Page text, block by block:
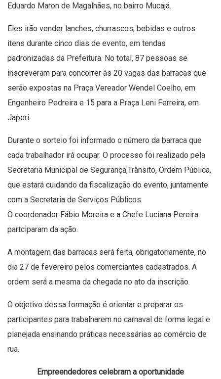
Eduardo Maron de Magalhães, no bairro Mucajá.
Eles irão vender lanches, churrascos, bebidas e outros
itens durante cinco dias de evento, em tendas
padronizadas da Prefeitura. No total, 87 pessoas se
inscreveram para concorrer às 20 vagas das barracas que
serão expostas na Praça Vereador Wendel Coelho, em
Engenheiro Pedreira e 15 para a Praça Leni Ferreira, em
Japeri.
Durante o sorteio foi informado o número da barraca que
cada trabalhador irá ocupar. O processo foi realizado pela
Secretaria Municipal de Segurança,Trânsito, Ordem Pública,
que estará cuidando da fiscalização do evento, juntamente
com a Secretaria de Serviços Públicos.
O coordenador Fábio Moreira e a Chefe Luciana Pereira
partciparam da ação.
A montagem das barracas será feita, obrigatoriamente, no
dia 27 de fevereiro pelos comerciantes cadastrados. A
ordem será a mesma da chegada no ato da inscrição.
O objetivo dessa formação é orientar e preparar os
participantes para trabalharem no carnaval de forma legal e
planejada ensinando práticas necessárias ao comércio de
rua.
Empreendedores celebram a oportunidade